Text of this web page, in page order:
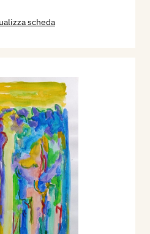
scheda